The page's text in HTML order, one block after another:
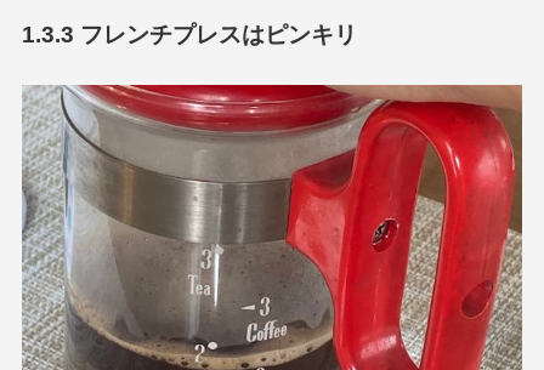
1.3.3 フレンチプレスはピンキリ